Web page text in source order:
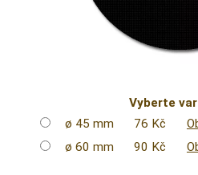
Vyberte
ø 45 mm
76 Kč
ø 60 mm
90 Kč